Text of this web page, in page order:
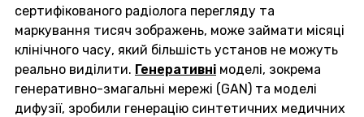
сертифікованого радіолога перегляду та
маркування тисяч зображень, може займати місяці
клінічного часу, який більшість установ не можуть
реально виділити. Генеративні моделі, зокрема
генеративно-змагальні мережі (GAN) та моделі
дифузії, зробили генерацію синтетичних медичних